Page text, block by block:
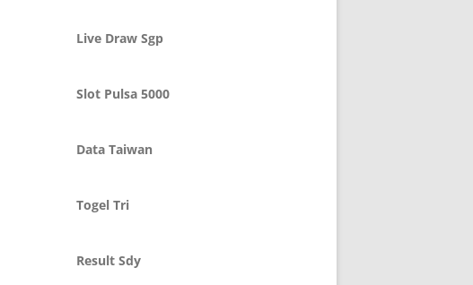
Live Draw Sgp
Slot Pulsa 5000
Data Taiwan
Togel Tri
Result Sdy